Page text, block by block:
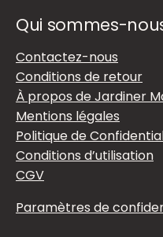
Qui sommes-
Contactez-nous
Conditions de retour
À propos de Jardiner
Mentions légales
Politique de
Conditions d’utilisation
CGV
Paramètres de